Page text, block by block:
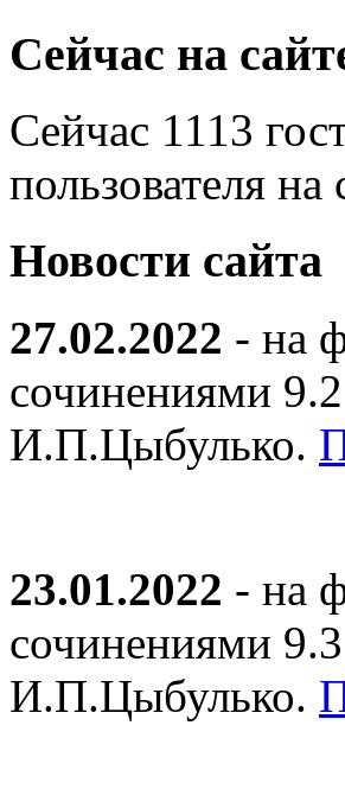
Сейчас на
Сейчас 1113
пользователя на
Новости сайта
27.02.2022 - на
сочинениями
И.П.Цыбулько.
23.01.2022 - на
сочинениями
И.П.Цыбулько.